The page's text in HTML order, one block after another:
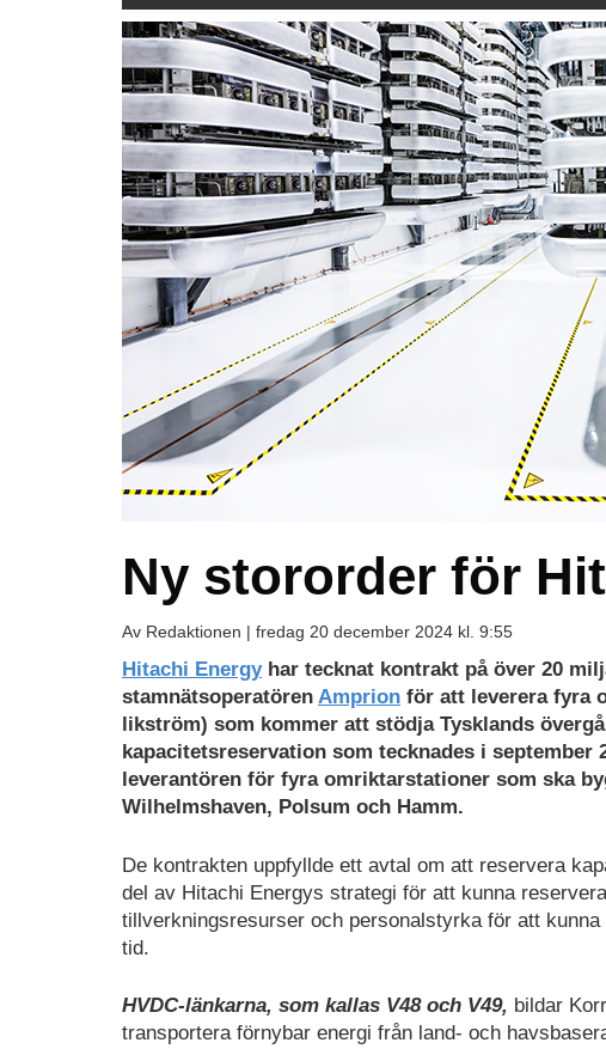
Ny stororder för
Av Redaktionen | fredag 20 december 2024 kl. 9:55
Hitachi Energyhar tecknat kontrakt på över 20
stamnätsoperatören Amprion för att leverera fyra
likström) som kommer att stödja Tysklands
kapacitetsreservation som tecknades i september
leverantören för fyra omriktarstationer som ska
Wilhelmshaven, Polsum och Hamm.
De kontrakten uppfyllde ett avtal om att reservera
del av Hitachi Energys strategi för att kunna
tillverkningsresurser och personalstyrka för att
tid.
HVDC-länkarna, som kallas V48 och V49, bildar
transportera förnybar energi från land- och